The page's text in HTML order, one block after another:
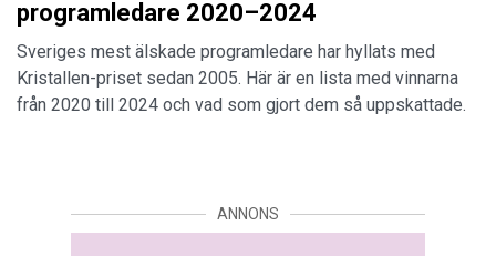
programledare 2020–2024
Sveriges mest älskade programledare har hyllats med
Kristallen-priset sedan 2005. Här är en lista med vinnarna
från 2020 till 2024 och vad som gjort dem så uppskattade.
ANNONS